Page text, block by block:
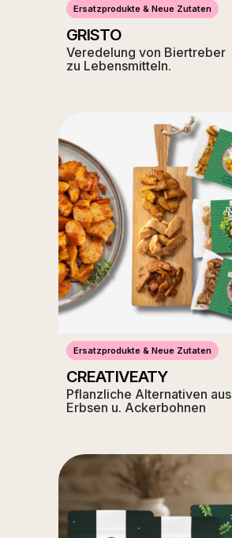
Ersatzprodukte & Neue Zutaten
GRISTO
Veredelung von Biertreber
zu Lebensmitteln.
Ersatzprodukte & Neue Zutaten
CREATIVEATY
Pflanzliche Alternativen aus
Erbsen u. Ackerbohnen